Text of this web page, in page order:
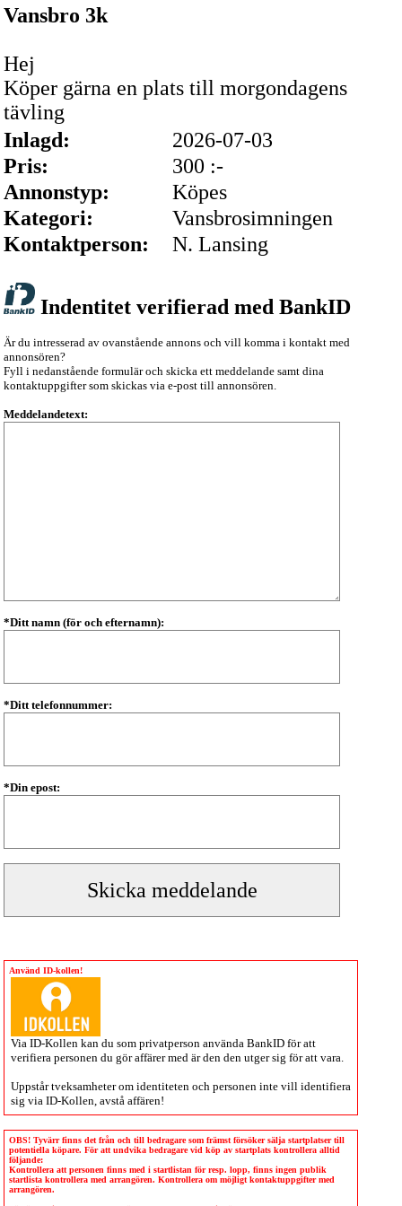
Vansbro 3k
Hej
Köper gärna en plats till morgondagens
tävling
Inlagd:
2026-07-03
Pris:
300 :-
Annonstyp:
Köpes
Kategori:
Vansbrosimningen
Kontaktperson:
N. Lansing
Indentitet verifierad med BankID
Är du intresserad av ovanstående annons och vill komma i kontakt med
annonsören?
Fyll i nedanstående formulär och skicka ett meddelande samt dina
kontaktuppgifter som skickas via e-post till annonsören.
Meddelandetext:
*Ditt namn (för och efternamn):
*Ditt telefonnummer:
*Din epost:
Använd ID-kollen!
Via ID-Kollen kan du som privatperson använda BankID för att
verifiera personen du gör affärer med är den den utger sig för att vara.
Uppstår tveksamheter om identiteten och personen inte vill identifiera
sig via ID-Kollen , avstå affären!
OBS! Tyvärr finns det från och till bedragare som främst försöker sälja startplatser till
potentiella köpare. För att undvika bedragare vid köp av startplats kontrollera alltid
följande:
Kontrollera att personen finns med i startlistan för resp. lopp, finns ingen publik
startlista kontrollera med arrangören. Kontrollera om möjligt kontaktuppgifter med
arrangören.